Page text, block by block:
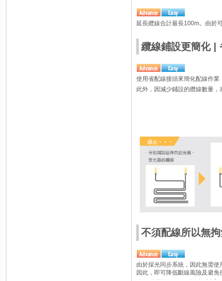
延長纜線合計最長100m。由於
纜線鋪設更簡化 |
使用省配線接頭來簡化配線作
此外，因減少鋪設的纜線數量
不須配線所以無
由於採光同步系統，因此無需
因此，即可降低斷線風險及避